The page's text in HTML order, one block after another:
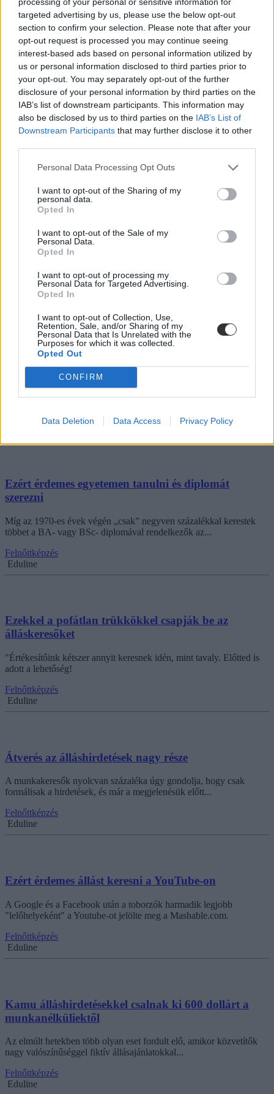
targeted advertising by us, please use the below opt-out
section to confirm your selection. Please note that after your
opt-out request is processed you may continue seeing
interest-based ads based on personal information utilized by
us or personal information disclosed to third parties prior to
your opt-out. You may separately opt-out of the further
disclosure of your personal information by third parties on the
IAB’s list of downstream participants. This information may
also be disclosed by us to third parties on the IAB’s List of
Downstream Participants that may further disclose it to other
Personal Data Processing Opt Outs
I want to opt-out of the Sharing of my
personal data.
Opted In
I want to opt-out of the Sale of my
Personal Data.
Opted In
I want to opt-out of processing my
Personal Data for Targeted Advertising.
Opted In
I want to opt-out of Collection, Use,
Retention, Sale, and/or Sharing of my
Personal Data that Is Unrelated with the
Purposes for which it was collected.
Opted Out
CONFIRM
Data Deletion Data Access Privacy Policy
Felnőttképzés
Eduline
A világ legszórakoztatóbb álláshirdetése - bizarr
feladatokkal
Írd le egy hadaró telefonüzenet lényegét, zöldtől kékig tegyél szín
szerinti sorrendbe tizenkét ceruzát, döntsd el...
Ezeket az állásokat szinte lehetetlen megszerezni:
Több mint 40 000 érdeklődő jelentkezett a nemrég meghirdetett hat
ausztráliai álommunkára - írja a Telegraph.
Felnőttképzés
Így csapják be kamu álláshirdetésekkel a
munkavállalókat
oldalon valótlan tartalmú álláshirdetéseket...
Felnőttképzés
Ezért érdemes egyetemen tanulni és diplomát
szerezni
Míg az 1970-es évek végén „csak” negyven százalékkal kerestek
többet a BA- vagy BSc- diplomával rendelkezők az...
Felnőttképzés
Eduline
Ezekkel a pofátlan trükkökkel csapják be az
álláskeresőket
"Értékesítőink kétszer annyit keresnek idén, mint tavaly. Előtted is
adott a lehetőség!
Felnőttképzés
Eduline
Átverés az álláshirdetések nagy része
A munkakeresők nyolcvan százaléka úgy gondolja, hogy csak
formálisak a hirdetések, és már a megjelenésük előtt...
Felnőttképzés
Eduline
Ezért érdemes állást keresni a YouTube-on
A Google és a Facebook után a toborzók harmadik legjobb
"lelőhelyeként" a Youtube-ot jelölte meg a Mashable.com.
Felnőttképzés
Eduline
Kamu álláshirdetésekkel csalnak ki 600 dollárt a
munkanélküliektől
Az elmúlt hetekben több olyan eset fordult elő, amikor közvetítők
nagy valószínűséggel fiktív állásajánlatokkal...
Felnőttképzés
Eduline